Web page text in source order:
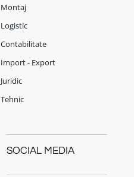
Montaj
Logistic
Contabilitate
Import - Export
Juridic
Tehnic
SOCIAL MEDIA